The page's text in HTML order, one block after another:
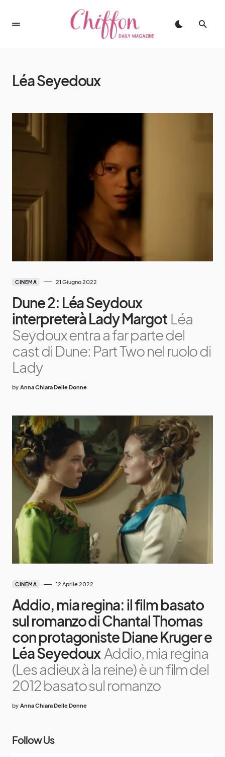
Léa Seyedoux
CINEMA 21 Giugno 2022
Dune 2: Léa Seydoux
interpreterà Lady Margot Léa
Seydoux entra a far parte del
cast di Dune: Part Two nel ruolo di
Lady
by Anna Chiara Delle Donne
CINEMA 12 Aprile 2022
Addio, mia regina: il film basato
sul romanzo di Chantal Thomas
con protagoniste Diane Kruger e
Léa Seyedoux Addio, mia regina
(Les adieux à la reine) è un film del
2012 basato sul romanzo
by Anna Chiara Delle Donne
Follow Us